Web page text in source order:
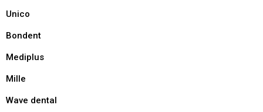
Unico
Bondent
Mediplus
Mille
Wave dental